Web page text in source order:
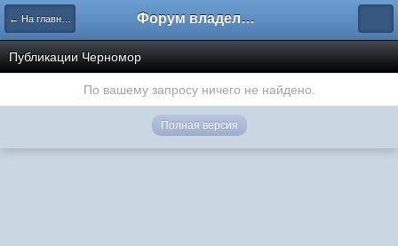
← На главную Форум владельцев интернет-магазинов
Публикации Черномор
По вашему запросу ничего не найдено.
Полная версия